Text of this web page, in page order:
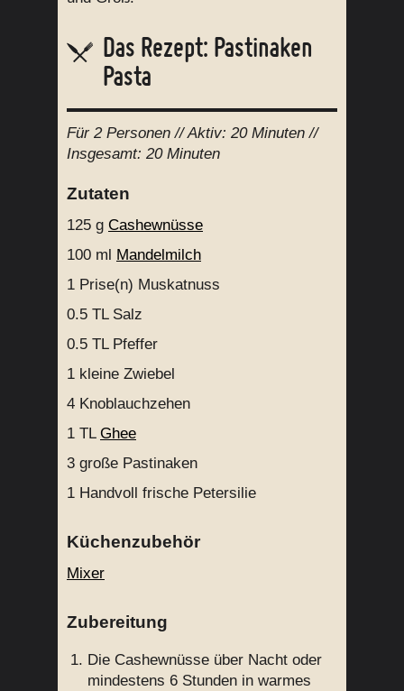
Das Rezept: Pastinaken
Pasta
Für 2 Personen // Aktiv: 20 Minuten //
Insgesamt: 20 Minuten
Zutaten
125 g Cashewnüsse
100 ml Mandelmilch
1 Prise(n) Muskatnuss
0.5 TL Salz
0.5 TL Pfeffer
1 kleine Zwiebel
4 Knoblauchzehen
1 TL Ghee
3 große Pastinaken
1 Handvoll frische Petersilie
Küchenzubehör
Mixer
Zubereitung
Die Cashewnüsse über Nacht oder
mindestens 6 Stunden in warmes